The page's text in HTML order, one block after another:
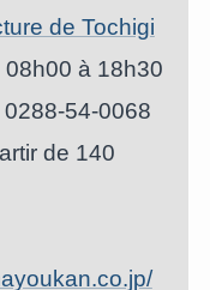
de Tochigi
08h00 à 18h30
54-0068
de 140